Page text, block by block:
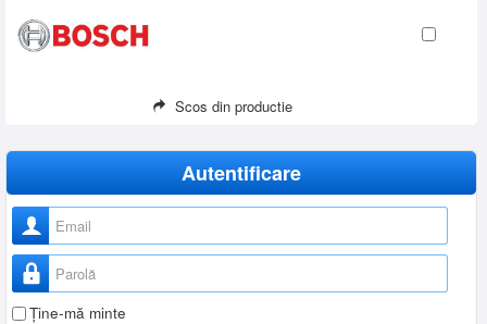
Scos din productie
Autentificare
Nume utilizator
Parolă
Ţine-mă minte